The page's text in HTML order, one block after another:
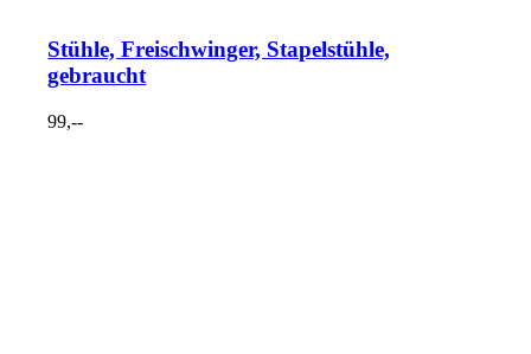
Stühle, Freischwinger, Stapelstühle,
gebraucht
99,--